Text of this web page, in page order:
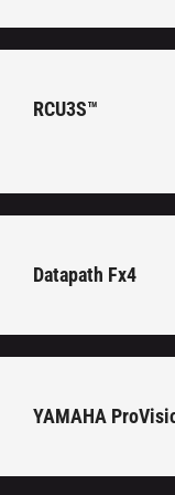
RCU3S™
Datapath Fx4
YAMAHA